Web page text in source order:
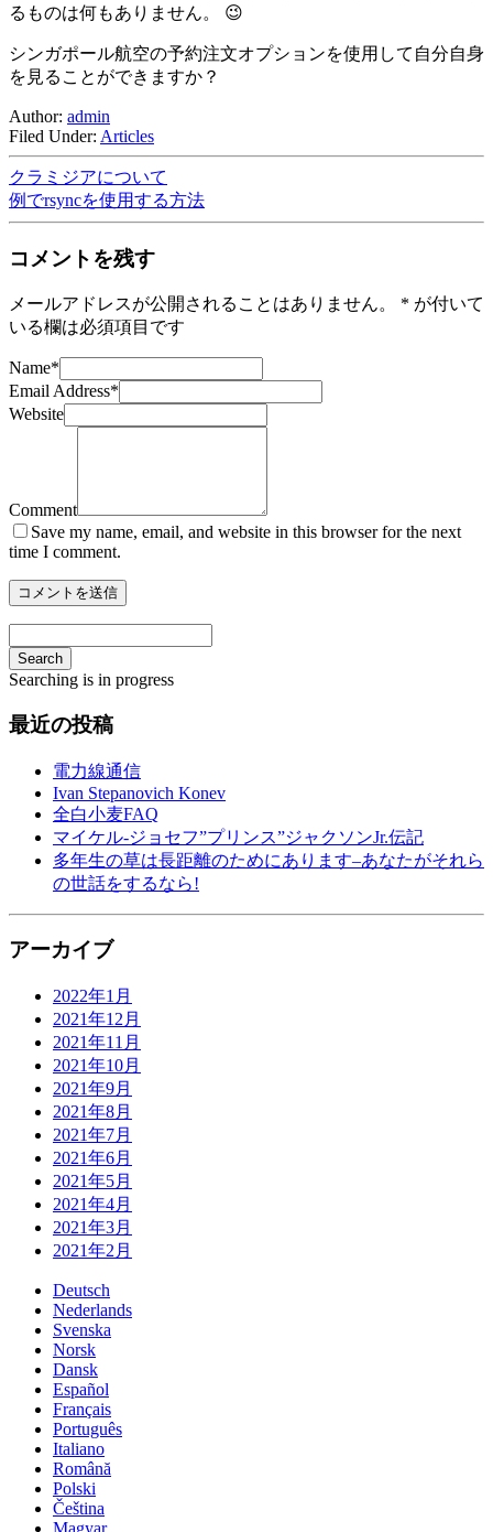
るものは何もありません。 😉
シンガポール航空の予約注文オプションを使用して自分自身
を見ることができますか？
Author: admin
Filed Under: Articles
クラミジアについて
例でrsyncを使用する方法
コメントを残す
メールアドレスが公開されることはありません。 * が付いて
いる欄は必須項目です
Name*
Email Address*
Website
Comment
Save my name, email, and website in this browser for the next
time I comment.
Search
Searching is in progress
最近の投稿
電力線通信
Ivan Stepanovich Konev
全白小麦FAQ
マイケル-ジョセフ”プリンス”ジャクソンJr.伝記
多年生の草は長距離のためにあります–あなたがそれら
の世話をするなら!
アーカイブ
2022年1月
2021年12月
2021年11月
2021年10月
2021年9月
2021年8月
2021年7月
2021年6月
2021年5月
2021年4月
2021年3月
2021年2月
Deutsch
Nederlands
Svenska
Norsk
Dansk
Español
Français
Português
Italiano
Română
Polski
Čeština